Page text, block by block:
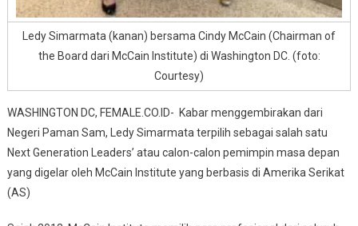
Ledy Simarmata (kanan) bersama Cindy McCain (Chairman of
the Board dari McCain Institute) di Washington DC. (foto:
Courtesy)
WASHINGTON DC, FEMALE.CO.ID- Kabar menggembirakan dari
Negeri Paman Sam,
Ledy Simarmata terpilih sebagai salah satu
Next Generation Leaders’ atau calon-calon pemimpin masa depan
yang digelar oleh McCain Institute yang berbasis di Amerika Serikat
(AS)